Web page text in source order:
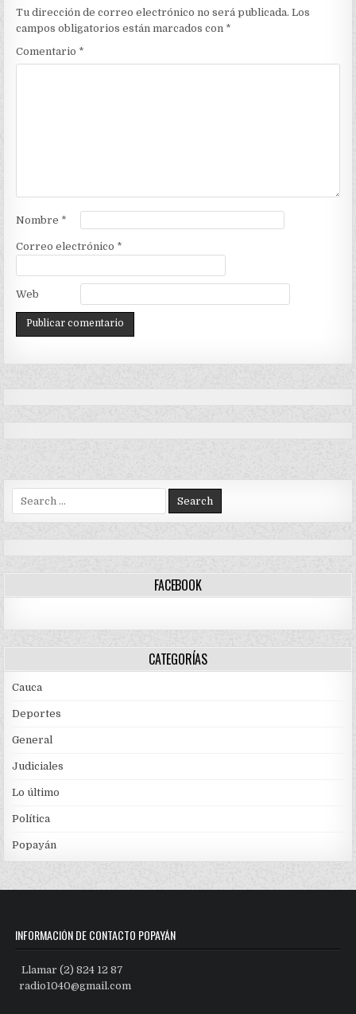
Tu dirección de correo electrónico no será publicada. Los
campos obligatorios están marcados con *
Comentario *
Nombre *
Correo electrónico *
Web
Search
for:
FACEBOOK
CATEGORÍAS
Cauca
Deportes
General
Judiciales
Lo último
Política
Popayán
INFORMACIÓN DE CONTACTO POPAYÁN
Llamar (2) 824 12 87
radio1040@gmail.com